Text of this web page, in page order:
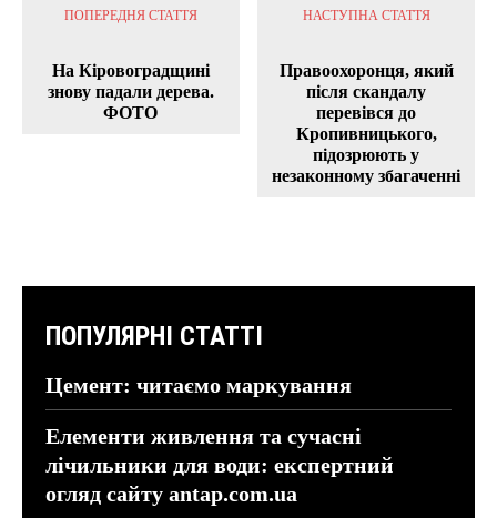
ПОПЕРЕДНЯ СТАТТЯ
На Кіровоградщині
знову падали дерева.
ФОТО
НАСТУПНА СТАТТЯ
Правоохоронця, який
після скандалу
перевівся до
Кропивницького,
підозрюють у
незаконному збагаченні
ПОПУЛЯРНІ СТАТТІ
Цемент: читаємо маркування
Елементи живлення та сучасні
лічильники для води: експертний
огляд сайту antap.com.ua